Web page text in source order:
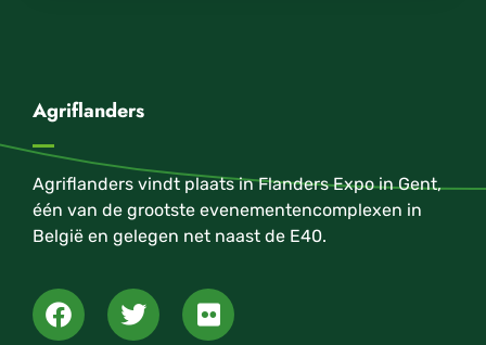
Agriflanders
Agriflanders vindt plaats in Flanders Expo in Gent,
één van de grootste evenementencomplexen in
België en gelegen net naast de E40.